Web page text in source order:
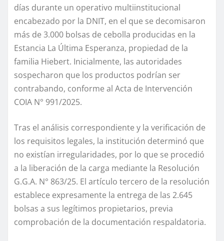
días durante un operativo multiinstitucional
encabezado por la DNIT, en el que se decomisaron
más de 3.000 bolsas de cebolla producidas en la
Estancia La Última Esperanza, propiedad de la
familia Hiebert. Inicialmente, las autoridades
sospecharon que los productos podrían ser
contrabando, conforme al Acta de Intervención
COIA N° 991/2025.
Tras el análisis correspondiente y la verificación de
los requisitos legales, la institución determinó que
no existían irregularidades, por lo que se procedió
a la liberación de la carga mediante la Resolución
G.G.A. N° 863/25. El artículo tercero de la resolución
establece expresamente la entrega de las 2.645
bolsas a sus legítimos propietarios, previa
comprobación de la documentación respaldatoria.